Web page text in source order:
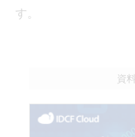
す。